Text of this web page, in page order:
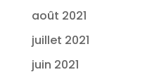
août 2021
juillet 2021
juin 2021